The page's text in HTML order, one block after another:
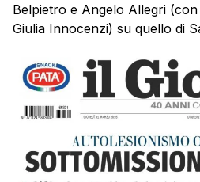
Belpietro e Angelo Allegri
Giulia Innocenzi) su quello di